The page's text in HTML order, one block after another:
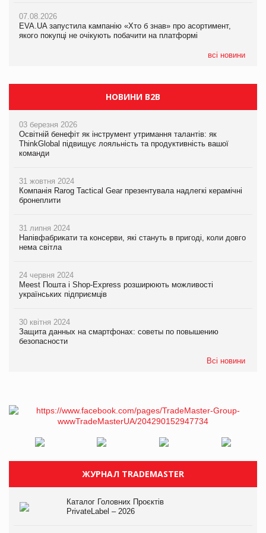
07.08.2026
EVA.UA запустила кампанію «Хто б знав» про асортимент,
якого покупці не очікують побачити на платформі
всі новини
05.08.2026
Мережа супермаркетів VARUS купує мережу магазинів
НОВИНИ B2B
03 березня 2026
Освітній бенефіт як інструмент утримання талантів: як
ThinkGlobal підвищує лояльність та продуктивність вашої
команди
31 жовтня 2024
Компанія Rarog Tactical Gear презентувала надлегкі керамічні
бронеплити
31 липня 2024
Напівфабрикати та консерви, які стануть в пригоді, коли довго
нема світла
24 червня 2024
Meest Пошта і Shop-Express розширюють можливості
українських підприємців
30 квітня 2024
Защита данных на смартфонах: советы по повышению
безопасности
Всі новини
ЖУРНАЛ TRADEMASTER
Каталог Головних Проєктів
PrivateLabel – 2026